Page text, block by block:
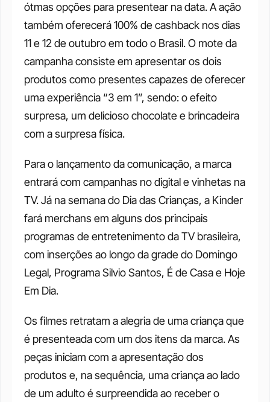
ótmas opções para presentear na data. A ação
também oferecerá 100% de cashback nos dias
11 e 12 de outubro em todo o Brasil. O mote da
campanha consiste em apresentar os dois
produtos como presentes capazes de oferecer
uma experiência “3 em 1”, sendo: o efeito
surpresa, um delicioso chocolate e brincadeira
com a surpresa física.
Para o lançamento da comunicação, a marca
entrará com campanhas no digital e vinhetas na
TV. Já na semana do Dia das Crianças, a Kinder
fará merchans em alguns dos principais
programas de entretenimento da TV brasileira,
com inserções ao longo da grade do Domingo
Legal, Programa Silvio Santos, É de Casa e Hoje
Em Dia.
Os filmes retratam a alegria de uma criança que
é presenteada com um dos itens da marca. As
peças iniciam com a apresentação dos
produtos e, na sequência, uma criança ao lado
de um adulto é surpreendida ao receber o